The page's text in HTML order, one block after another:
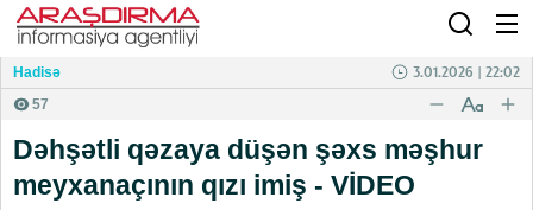
Hadisə 3.01.2026 | 22:02
57
Dəhşətli qəzaya düşən şəxs məşhur
meyxanaçının qızı imiş - VİDEO